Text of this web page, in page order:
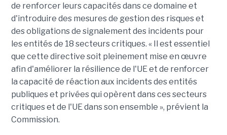
de renforcer leurs capacités dans ce domaine et
d'introduire des mesures de gestion des risques et
des obligations de signalement des incidents pour
les entités de 18 secteurs critiques. « Il est essentiel
que cette directive soit pleinement mise en œuvre
afin d'améliorer la résilience de l'UE et de renforcer
la capacité de réaction aux incidents des entités
publiques et privées qui opèrent dans ces secteurs
critiques et de l'UE dans son ensemble », prévient la
Commission.